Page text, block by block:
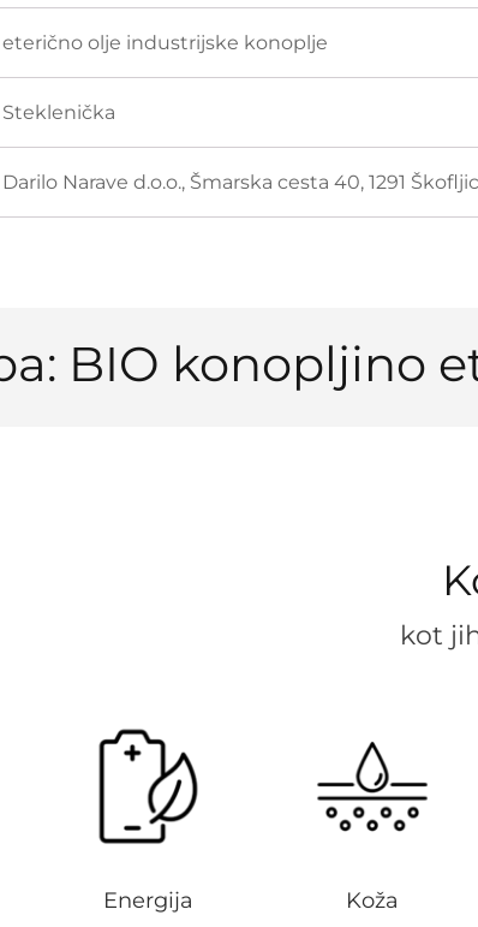
eterično olje industrijske konoplje
Steklenička
Darilo Narave d.o.o., Šmarska cesta 40, 1291
BIO konopljino
kot
Energija Koža